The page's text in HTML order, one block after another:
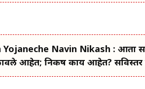
Navin Nikash : आता
आहेत; निकष काय आहेत? सविस्तर